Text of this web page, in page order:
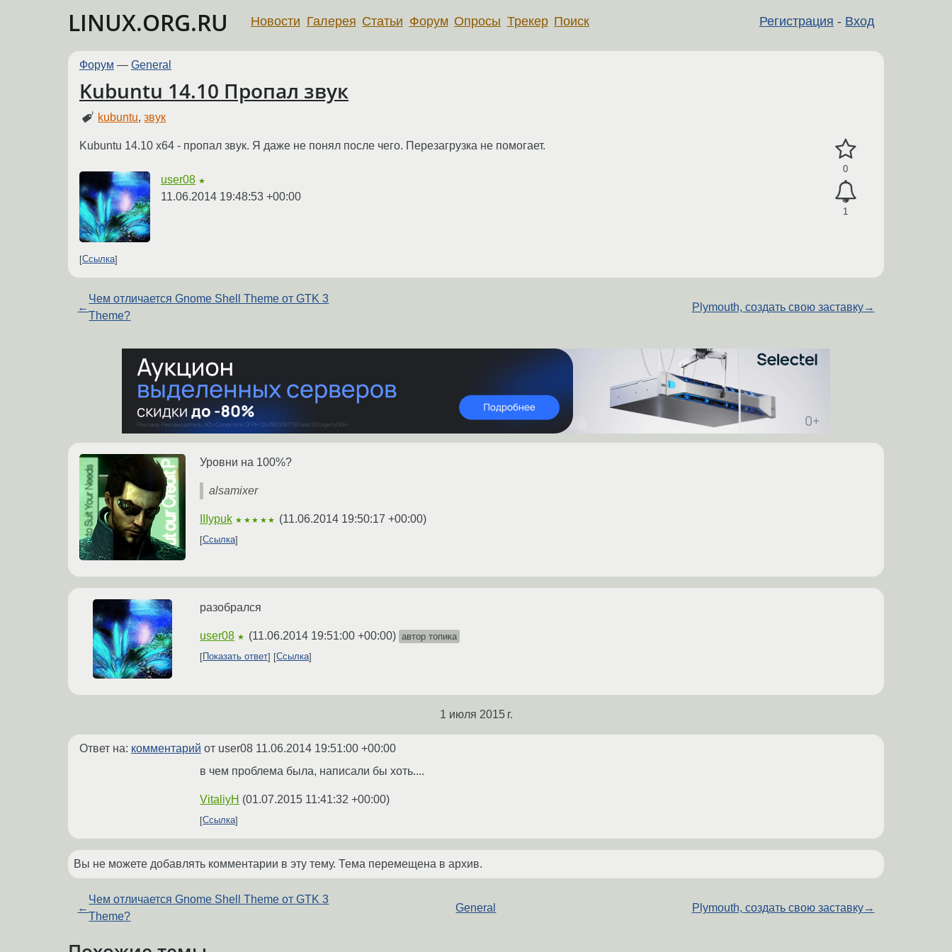
LINUX.ORG.RU Регистрация - Вход
Новости Галерея Статьи Форум Опросы Трекер Поиск
Форум — General
Kubuntu 14.10 Пропал звук
kubuntu,звук
0
1
Kubuntu 14.10 x64 - пропал звук. Я даже не понял после чего. Перезагрузка не помогает.
user08 ★
11.06.2014 19:48:53 +00:00
Ссылка
←
Чем отличается Gnome Shell Theme от GTK 3
Theme?
Plymouth, создать свою заставку→
Уровни на 100%?
alsamixer
IIIypuk ★★★★★ (11.06.2014 19:50:17 +00:00)
Ссылка
разобрался
user08 ★ (11.06.2014 19:51:00 +00:00) автор топика
Показать ответ
Ссылка
1 июля 2015 г.
Ответ на: комментарий от user08 11.06.2014 19:51:00 +00:00
в чем проблема была, написали бы хоть....
VitaliyH (01.07.2015 11:41:32 +00:00)
Ссылка
Вы не можете добавлять комментарии в эту тему. Тема перемещена в архив.
←
Чем отличается Gnome Shell Theme от GTK 3
Theme?
General Plymouth, создать свою заставку→